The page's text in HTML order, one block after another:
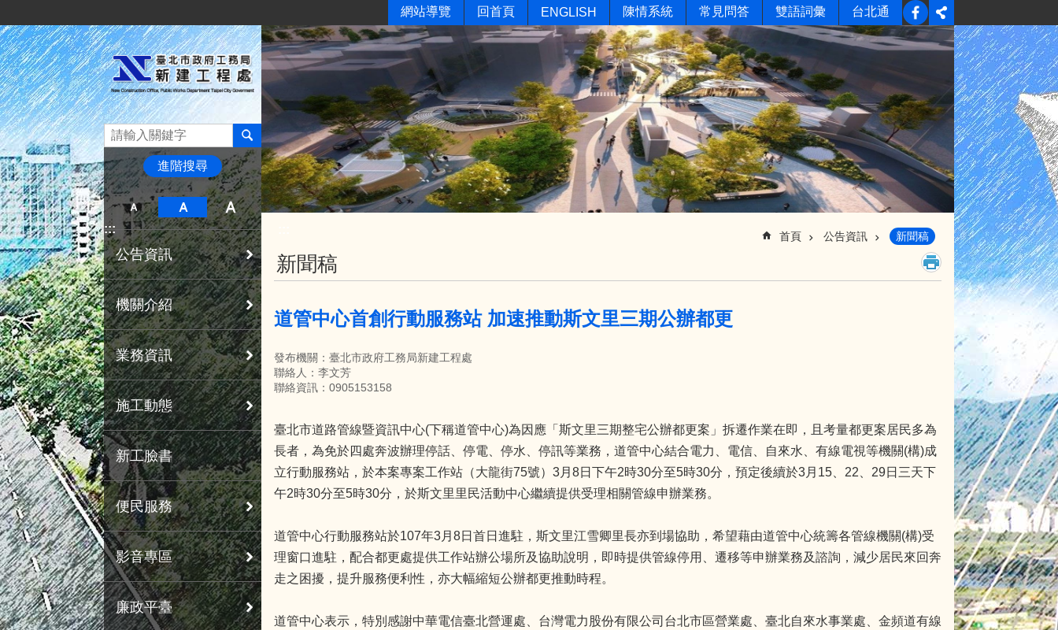
網站導覽 回首頁 ENGLISH 陳情系統 常見問答 雙語詞彙 台北通
進階搜尋
:::
公告資訊
機關介紹
業務資訊
施工動態
新工臉書
便民服務
影音專區
廉政平臺
首頁 公告資訊 新聞稿
新聞稿
道管中心首創行動服務站 加速推動斯文里三期公辦都更
發布機關：臺北市政府工務局新建工程處
聯絡人：李文芳
聯絡資訊：0905153158
臺北市道路管線暨資訊中心(下稱道管中心)為因應「斯文里三期整宅公辦都更案」拆遷作業在即，且考量都更案居民多為
長者，為免於四處奔波辦理停話、停電、停水、停訊等業務，道管中心結合電力、電信、自來水、有線電視等機關(構)成
立行動服務站，於本案專案工作站（大龍街75號）3月8日下午2時30分至5時30分，預定後續於3月15、22、29日三天下
午2時30分至5時30分，於斯文里里民活動中心繼續提供受理相關管線申辦業務。
道管中心行動服務站於107年3月8日首日進駐，斯文里江雪卿里長亦到場協助，希望藉由道管中心統籌各管線機關(構)受
理窗口進駐，配合都更處提供工作站辦公場所及協助說明，即時提供管線停用、遷移等申辦業務及諮詢，減少居民來回奔
走之困擾，提升服務便利性，亦大幅縮短公辦都更推動時程。
道管中心表示，特別感謝中華電信臺北營運處、台灣電力股份有限公司台北市區營業處、臺北自來水事業處、金頻道有線